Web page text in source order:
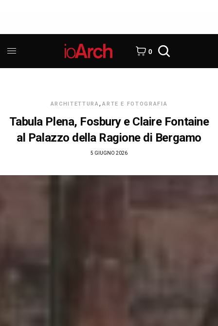
0
ARCHITETTURA, ARTE E FOTOGRAFIA
Tabula Plena, Fosbury e Claire Fontaine
al Palazzo della Ragione di Bergamo
5 GIUGNO 2026